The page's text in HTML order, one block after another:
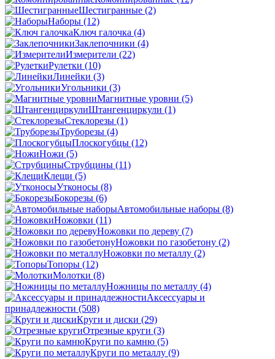
Шестигранные (2)
Наборы (12)
Ключ галочка (4)
Заклепочники (4)
Измерители (22)
Рулетки (10)
Линейки (3)
Угольники (3)
Магнитные уровни (5)
Штангенциркули (1)
Стеклорезы (1)
Труборезы (4)
Плоскогубцы (12)
Ножи (5)
Струбцины (11)
Клещи (5)
Утконосы (8)
Бокорезы (6)
Автомобильные наборы (8)
Ножовки (11)
Ножовки по дереву (7)
Ножовки по газобетону (2)
Ножовки по металлу (2)
Топоры (12)
Молотки (8)
Ножницы по металлу (4)
Аксессуары и
принадлежности (508)
Круги и диски (29)
Отрезные круги (3)
Круги по камню (5)
Круги по металлу (9)